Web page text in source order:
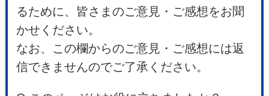
るために、皆さまのご意見・ご感想をお聞
かせください。
なお、この欄からのご意見・ご感想には返
信できませんのでご了承ください。